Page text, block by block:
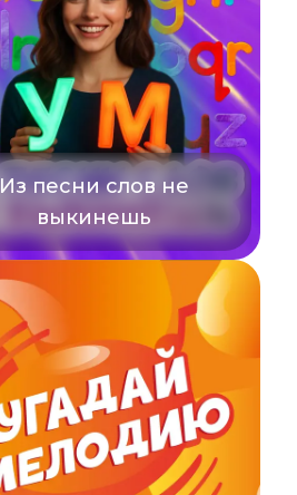
Из песни слов не
выкинешь